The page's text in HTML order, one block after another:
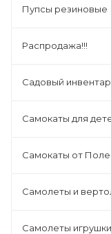
Пупсы резиновые
Распродажа!!!
Садовый
Самокаты для
Самокаты от
Самолеты и
Самолеты игрушки